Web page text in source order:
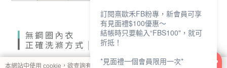
本網站中使用 cookie，欲查詢有關本網站使用 cookie 方式之詳情，及若您不希
訂閱熹歐禾FB粉專，新會員可享
有見面禮$100優惠～
結帳時只要輸入“FBS100"，就可
折抵！
*見面禮一個會員限用一次*